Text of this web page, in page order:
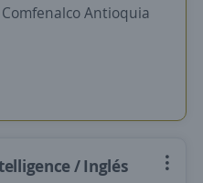
Antioquia
/ Inglés